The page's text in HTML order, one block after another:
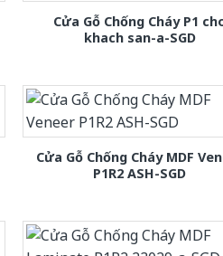
Cửa Gỗ Chống Cháy P1
khach san-a-SGD
Cửa Gỗ Chống Cháy MDF
P1R2 ASH-SGD